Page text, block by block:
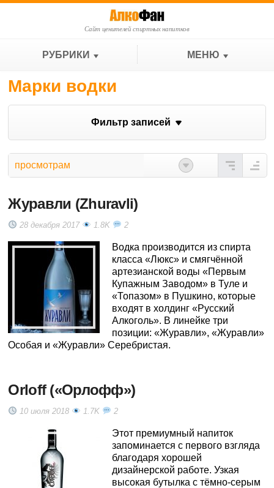
Сайт ценителей спиртных напитков
РУБРИКИ МЕНЮ
Марки водки
Фильтр записей
просмотрам
Журавли (Zhuravli)
28 декабря 2017 1.8K 2
Водка производится из спирта
класса «Люкс» и смягчённой
артезианской воды «Первым
Купажным Заводом» в Туле и
«Топазом» в Пушкино, которые
входят в холдинг «Русский
Алкоголь». В линейке три
позиции: «Журавли», «Журавли»
Особая и «Журавли» Серебристая.
Orloff («Орлофф»)
10 июля 2018 1.7K 2
Этот премиумный напиток
запоминается с первого взгляда
благодаря хорошей
дизайнерской работе. Узкая
высокая бутылка с тёмно-серым